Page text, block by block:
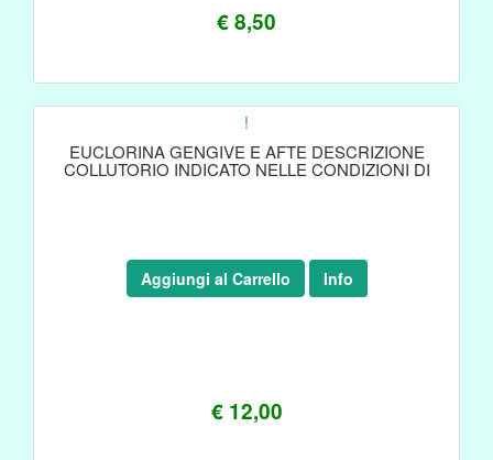
€ 8,50
!
EUCLORINA GENGIVE E AFTE DESCRIZIONE
COLLUTORIO INDICATO NELLE CONDIZIONI DI
€ 12,00
Aggiungi al Carrello Info